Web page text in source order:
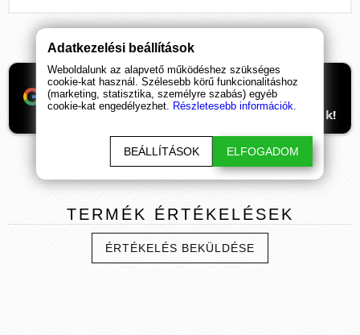
Ha támogatnád a munkánkat, itt tudod
beállítani, hogy előre kerüljenek
ismeretterjesztő cikkeink. Hálásan köszönjük!
TERMÉK ÉRTÉKELÉSEK
ÉRTÉKELÉS BEKÜLDÉSE
Adatkezelési beállítások
Weboldalunk az alapvető működéshez szükséges
cookie-kat használ. Szélesebb körű funkcionalitáshoz
(marketing, statisztika, személyre szabás) egyéb
cookie-kat engedélyezhet. Részletesebb információk.
BEÁLLÍTÁSOK ELFOGADOM